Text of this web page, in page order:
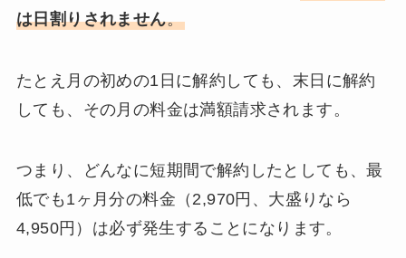
は日割りされません。
たとえ月の初めの1日に解約しても、末日に解約
しても、その月の料金は満額請求されます。
つまり、どんなに短期間で解約したとしても、最
低でも1ヶ月分の料金（2,970円、大盛りなら
4,950円）は必ず発生することになります。